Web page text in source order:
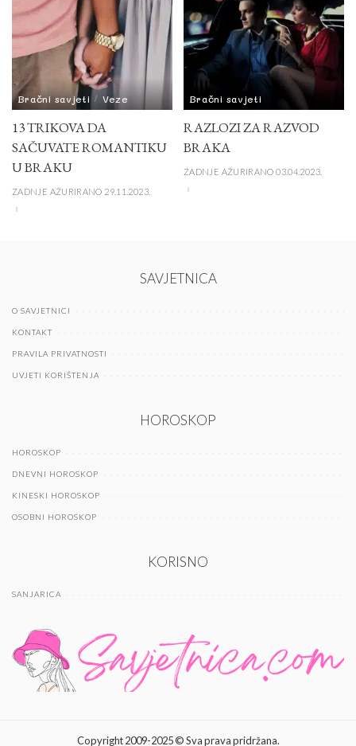
Bračni savjeti Veze
13 TRIKOVA DA
SAČUVATE ROMANTIKU
U BRAKU
ZADNJE AŽURIRANO 29.11.2023.
Bračni savjeti
RAZLOZI ZA RAZVOD
BRAKA
ZADNJE AŽURIRANO 03.04.2023.
SAVJETNICA
O SAVJETNICI
KONTAKT
PRAVILA PRIVATNOSTI
UVJETI KORIŠTENJA
HOROSKOP
HOROSKOP
DNEVNI HOROSKOP
KINESKI HOROSKOP
OSOBNI HOROSKOP
KORISNO
SANJARICA
Copyright 2009-2025 © Sva prava pridržana.